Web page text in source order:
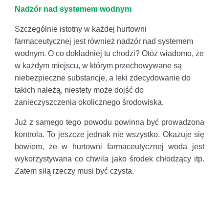
Nadzór nad systemem wodnym
Szczególnie istotny w każdej hurtowni
farmaceutycznej jest również nadzór nad systemem
wodnym. O co dokładniej tu chodzi? Otóż wiadomo, że
w każdym miejscu, w którym przechowywane są
niebezpieczne substancje, a leki zdecydowanie do
takich należą, niestety może dojść do
zanieczyszczenia okolicznego środowiska.
Już z samego tego powodu powinna być prowadzona
kontrola. To jeszcze jednak nie wszystko. Okazuje się
bowiem, że w hurtowni farmaceutycznej woda jest
wykorzystywana co chwila jako środek chłodzący itp.
Zatem siłą rzeczy musi być czysta.